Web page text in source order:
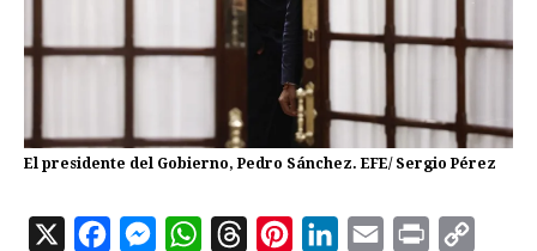
El presidente del Gobierno, Pedro Sánchez. EFE/ Sergio Pérez
X M W